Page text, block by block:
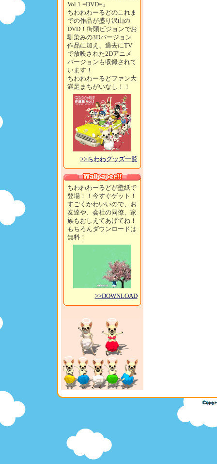
Vol.1 =DVD=』
ちわわわーるどのこれま
での作品が盛り沢山の
DVD！街頭ビジョンでお
馴染みの3Dバージョン
作品に加え、過去にTV
で放映された2Dアニメ
バージョンも収録されて
います！
ちわわわーるどファン大
満足まちがいなし！！
>>ちわわグッズ一覧
ちわわわーるどが壁紙で
登場！！今すぐゲット！
すごくかわいいので、お
友達や、会社の同僚、家
族もおしえてあげてね！
もちろんダウンロードは
無料！
>>DOWNLOAD